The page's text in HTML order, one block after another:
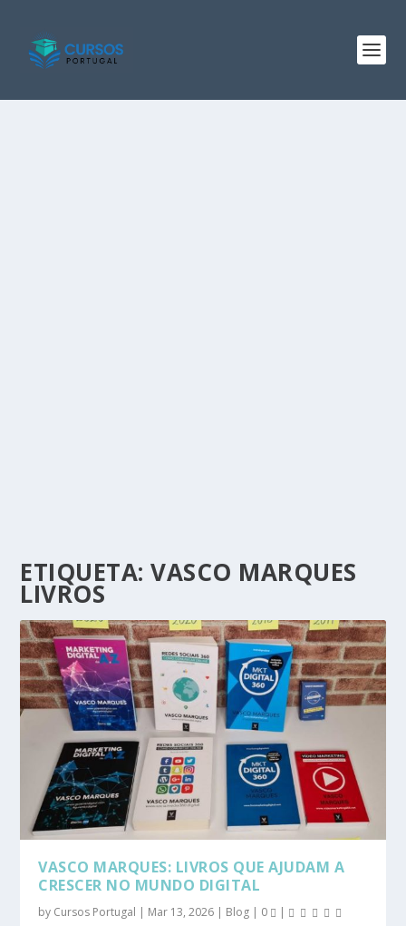
ETIQUETA:VASCO MARQUES
LIVROS
VASCO MARQUES: LIVROS QUE AJUDAM A
CRESCER NO MUNDO DIGITAL
by Cursos Portugal | Mar 13, 2026 | Blog | 0 |